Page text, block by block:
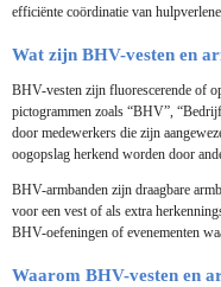
efficiënte coördinatie van
Wat zijn BHV-vesten en
BHV-vesten zijn fluorescerende of
pictogrammen zoals “BHV”,
door medewerkers die zijn
oogopslag herkend worden door
BHV-armbanden zijn draagbare
voor een vest of als extra
BHV-oefeningen of evenementen
Waarom BHV-vesten en